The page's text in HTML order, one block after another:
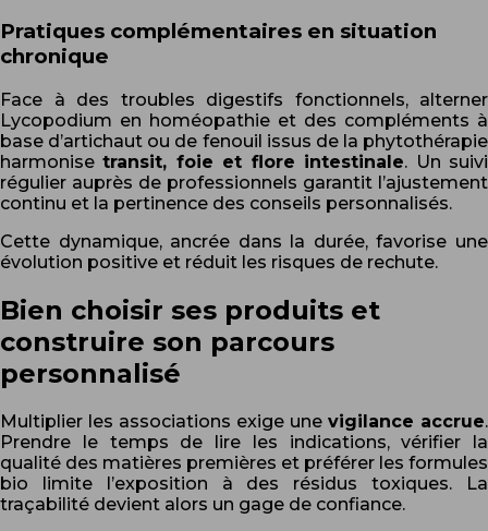
Pratiques complémentaires en situation
chronique
Face à des troubles digestifs fonctionnels, alterner
Lycopodium en homéopathie et des compléments à
base d’artichaut ou de fenouil issus de la phytothérapie
harmonisetransit, foie et flore intestinale. Un suivi
régulier auprès de professionnels garantit l’ajustement
continu et la pertinence des conseils personnalisés.
Cette dynamique, ancrée dans la durée, favorise une
évolution positive et réduit les risques de rechute.
Bien choisir ses produits et
construire son parcours
personnalisé
Multiplier les associations exige une vigilance accrue.
Prendre le temps de lire les indications, vérifier la
qualité des matières premières et préférer les formules
bio limite l’exposition à des résidus toxiques. La
traçabilité devient alors un gage de confiance.